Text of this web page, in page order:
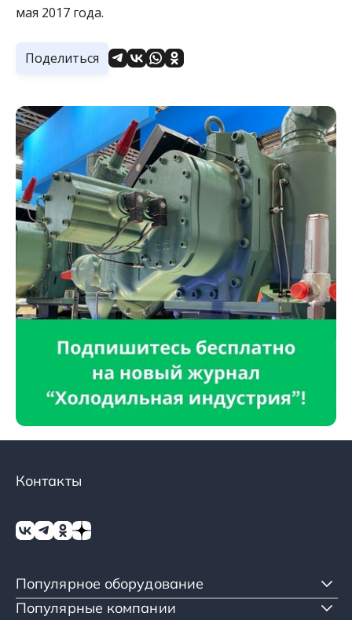
мая 2017 года.
Поделиться
Популярное оборудование
Популярные компании
Контакты